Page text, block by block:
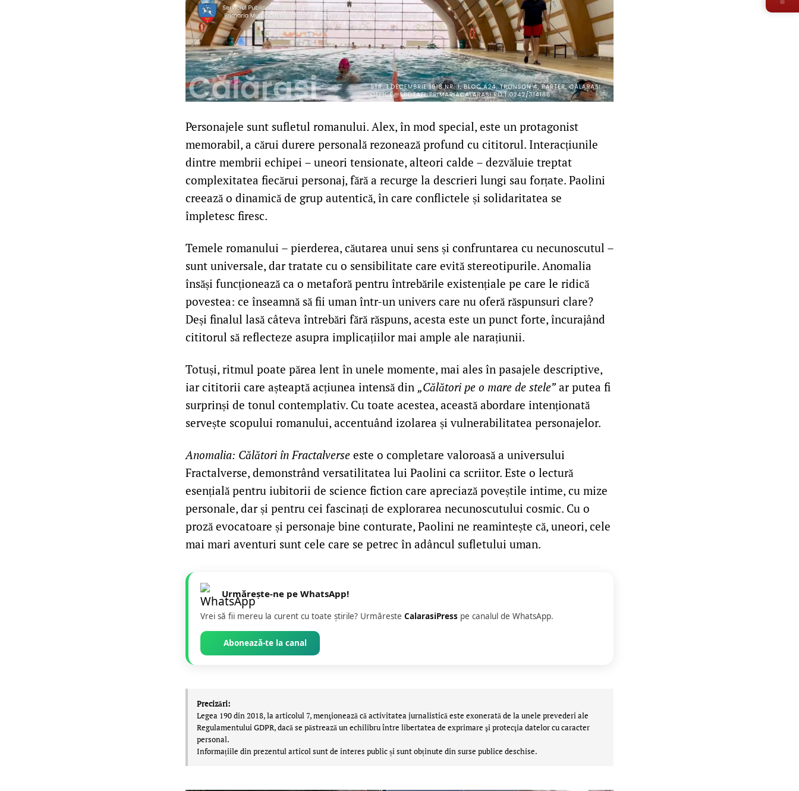
Personajele sunt sufletul romanului. Alex, în mod special, este un protagonist
memorabil, a cărui durere personală rezonează profund cu cititorul. Interacțiunile
dintre membrii echipei – uneori tensionate, alteori calde – dezvăluie treptat
complexitatea fiecărui personaj, fără a recurge la descrieri lungi sau forțate. Paolini
creează o dinamică de grup autentică, în care conflictele și solidaritatea se
împletesc firesc.
Temele romanului – pierderea, căutarea unui sens și confruntarea cu necunoscutul –
sunt universale, dar tratate cu o sensibilitate care evită stereotipurile. Anomalia
însăși funcționează ca o metaforă pentru întrebările existențiale pe care le ridică
povestea: ce înseamnă să fii uman într-un univers care nu oferă răspunsuri clare?
Deși finalul lasă câteva întrebări fără răspuns, acesta este un punct forte, încurajând
cititorul să reflecteze asupra implicațiilor mai ample ale narațiunii.
Totuși, ritmul poate părea lent în unele momente, mai ales în pasajele descriptive,
iar cititorii care așteaptă acțiunea intensă din „Călători pe o mare de stele”ar putea fi
surprinși de tonul contemplativ. Cu toate acestea, această abordare intenționată
servește scopului romanului, accentuând izolarea și vulnerabilitatea personajelor.
Anomalia: Călători în Fractalverse este o completare valoroasă a universului
Fractalverse, demonstrând versatilitatea lui Paolini ca scriitor. Este o lectură
esențială pentru iubitorii de science fiction care apreciază poveștile intime, cu mize
personale, dar și pentru cei fascinați de explorarea necunoscutului cosmic. Cu o
proză evocatoare și personaje bine conturate, Paolini ne reamintește că, uneori, cele
mai mari aventuri sunt cele care se petrec în adâncul sufletului uman.
Urmărește-ne pe WhatsApp!
Vrei să fii mereu la curent cu toate știrile? Urmăreste CalarasiPress pe canalul de WhatsApp.
Abonează-te la canal
Precizări:
Legea 190 din 2018, la articolul 7, menţionează că activitatea jurnalistică este exonerată de la unele prevederi ale
Regulamentului GDPR, dacă se păstrează un echilibru între libertatea de exprimare şi protecţia datelor cu caracter
personal.
Informațiile din prezentul articol sunt de interes public și sunt obținute din surse publice deschise.